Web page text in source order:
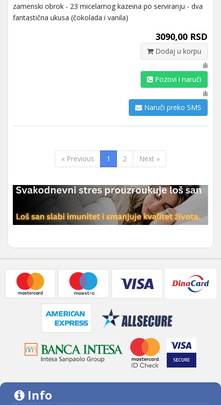
zamenski obrok - 23 micelarnog kazeina po serviranju - dva
fantastična ukusa (čokolada i vanila)
3090,00 RSD
Dodaj u korpu
ili
Pozovi i naruči
ili
Naruči preko SMS
« Previous 1 2 Next »
Info